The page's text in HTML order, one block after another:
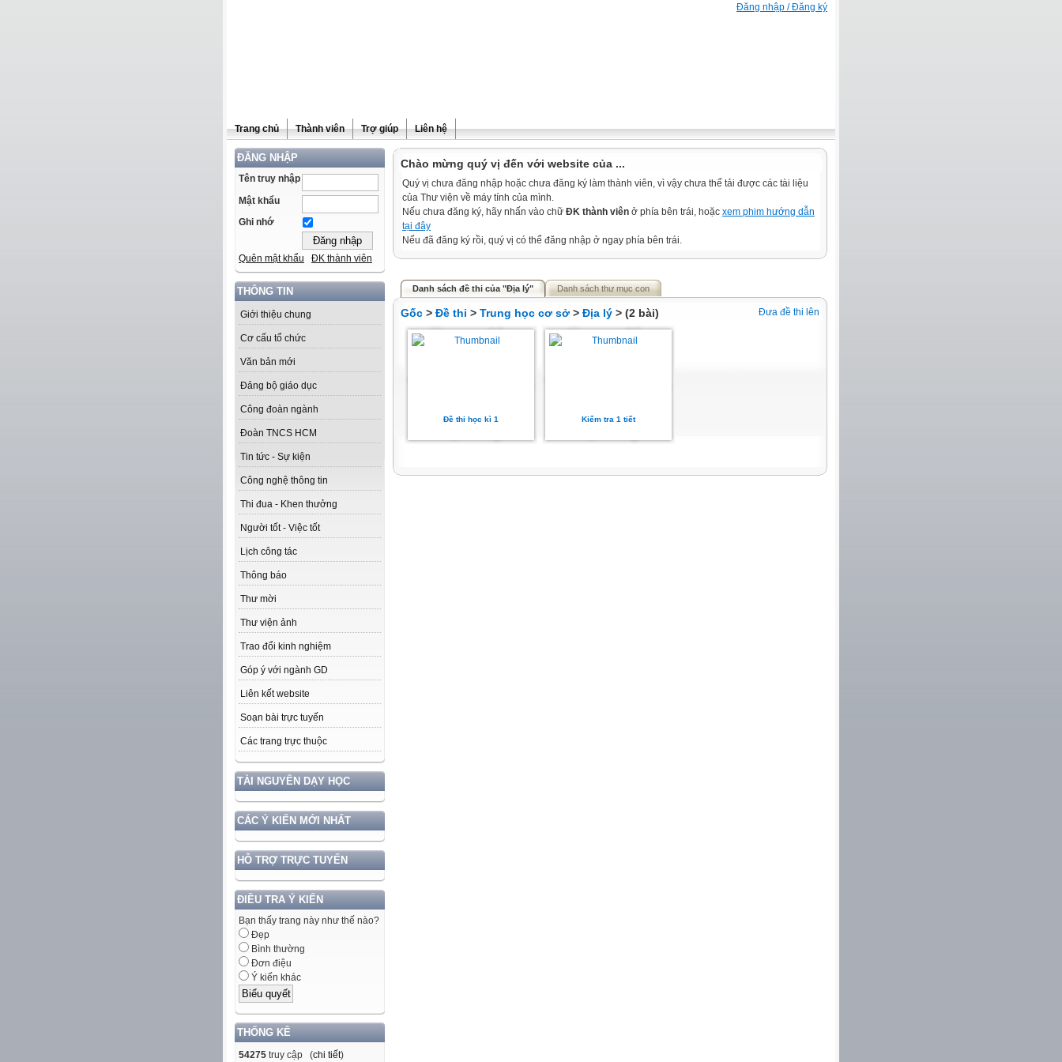
Đăng nhập / Đăng ký
Trang chủ Thành viên Trợ giúp Liên hệ
ĐĂNG NHẬP
Tên truy nhập
Mật khẩu
Ghi nhớ
Quên mật khẩu ĐK thành viên
THÔNG TIN
Giới thiệu chung
Cơ cấu tổ chức
Văn bản mới
Đảng bộ giáo dục
Công đoàn ngành
Đoàn TNCS HCM
Tin tức - Sự kiện
Công nghệ thông tin
Thi đua - Khen thưởng
Người tốt - Việc tốt
Lịch công tác
Thông báo
Thư mời
Thư viện ảnh
Trao đổi kinh nghiệm
Góp ý với ngành GD
Liên kết website
Soạn bài trực tuyến
Các trang trực thuộc
TÀI NGUYÊN DẠY HỌC
CÁC Ý KIẾN MỚI NHẤT
HỖ TRỢ TRỰC TUYẾN
ĐIỀU TRA Ý KIẾN
Bạn thấy trang này như thế nào?
Đẹp
Bình thường
Đơn điệu
Ý kiến khác
THỐNG KÊ
54275 truy cập (chi tiết)
Chào mừng quý vị đến với website của ...
Quý vị chưa đăng nhập hoặc chưa đăng ký làm thành viên, vì vậy chưa thể tải được các tài liệu
của Thư viện về máy tính của mình.
Nếu chưa đăng ký, hãy nhấn vào chữ ĐK thành viên ở phía bên trái, hoặc xem phim hướng dẫn
tại đây
Nếu đã đăng ký rồi, quý vị có thể đăng nhập ở ngay phía bên trái.
Danh sách đề thi của "Địa lý" Danh sách thư mục con
Đưa đề thi lên
Gốc > Đề thi > Trung học cơ sở > Địa lý > (2 bài)
Đề thi học kì 1 Kiểm tra 1 tiết